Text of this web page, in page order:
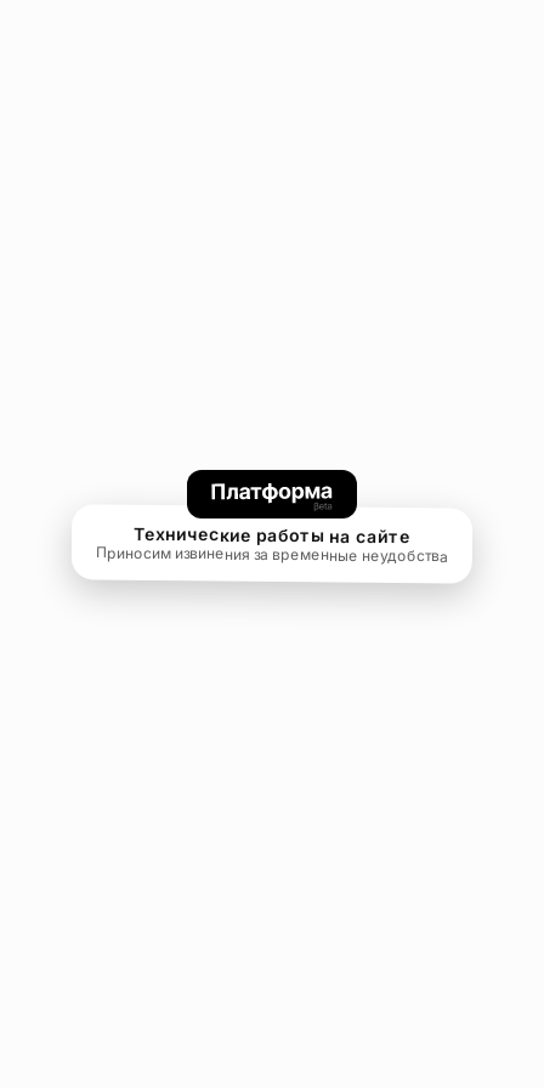
Технические работы на сайте
Приносим извинения за временные неудобства